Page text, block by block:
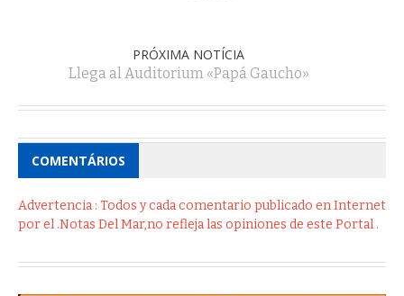
PRÓXIMA NOTÍCIA
Llega al Auditorium «Papá Gaucho»
COMENTÁRIOS
Advertencia : Todos y cada comentario publicado en Internet
por el .Notas Del Mar,no refleja las opiniones de este Portal .